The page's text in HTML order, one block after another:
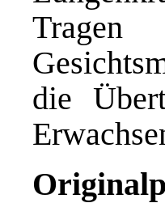
Tragen
die